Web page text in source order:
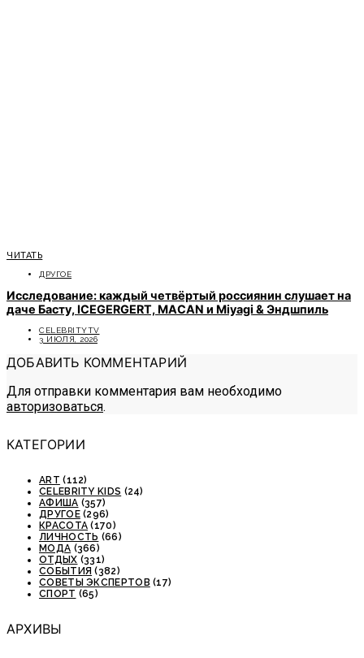
ЧИТАТЬ
ДРУГОЕ
Исследование: каждый четвёртый россиянин слушает на
даче Басту, ICEGERGERT, MACAN и Miyagi & Эндшпиль
CELEBRITYTV
3 ИЮЛЯ, 2026
ДОБАВИТЬ КОММЕНТАРИЙ
Для отправки комментария вам необходимо
авторизоваться.
КАТЕГОРИИ
ART (112)
CELEBRITY KIDS (24)
АФИША (357)
ДРУГОЕ(296)
КРАСОТА (170)
ЛИЧНОСТЬ (66)
МОДА (366)
ОТДЫХ (331)
СОБЫТИЯ (382)
СОВЕТЫ ЭКСПЕРТОВ (17)
СПОРТ (65)
АРХИВЫ